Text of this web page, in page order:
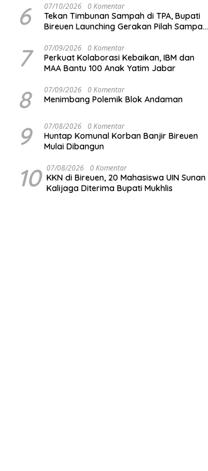
6 07/10/2026 0 Komentar
Tekan Timbunan Sampah di TPA, Bupati
Bireuen Launching Gerakan Pilah Sampah
7 07/09/2026 0 Komentar
Perkuat Kolaborasi Kebaikan, IBM dan
MAA Bantu 100 Anak Yatim Jabar
8 07/09/2026 0 Komentar
Menimbang Polemik Blok Andaman
9 07/08/2026 0 Komentar
Huntap Komunal Korban Banjir Bireuen
Mulai Dibangun
10 07/08/2026 0 Komentar
KKN di Bireuen, 20 Mahasiswa UIN Sunan